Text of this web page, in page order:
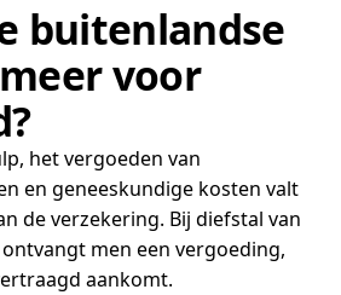
buitenlandse
voor
het vergoeden van
en geneeskundige kosten valt
de verzekering. Bij diefstal van
men een vergoeding,
aankomt.